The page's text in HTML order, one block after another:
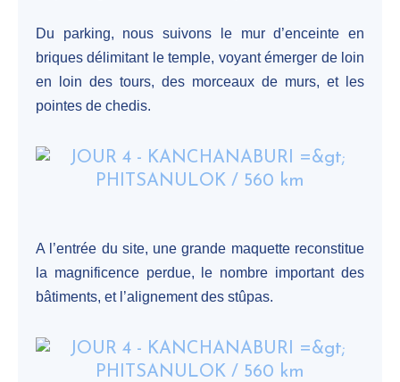
Du parking, nous suivons le mur d’enceinte en
briques délimitant le temple, voyant émerger de loin
en loin des tours, des morceaux de murs, et les
pointes de chedis.
A l’entrée du site, une grande maquette reconstitue
la magnificence perdue, le nombre important des
bâtiments, et l’alignement des stûpas.